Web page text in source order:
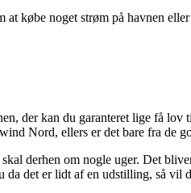
købe noget strøm på havnen eller
der kan du garanteret lige få
Nord, ellers er det bare fra de
derhen om nogle uger. Det
da det er lidt af en udstilling, så